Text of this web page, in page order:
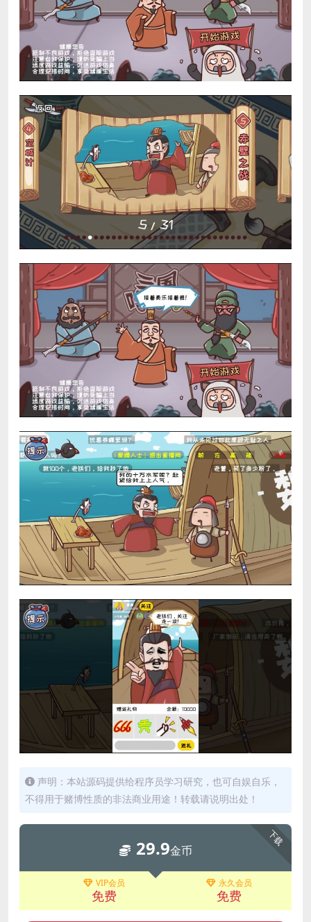
声明：本站源码提供给程序员学习研究，也可自娱自乐，
不得用于赌博性质的非法商业用途！转载请说明出处！
下载
29.9金币
VIP会员
免费
永久会员
免费